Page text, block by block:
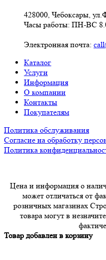
428000, Чебоксары,
Часы работы: ПН-ВС
Электронная почта:
Каталог
Услуги
Информация
О компании
Контакты
Покупателям
Политика обслуживания
Согласие на обработку
Политика
Цена и информация о
может отличаться от
розничных магазинах
товара могут в
Товар добавлен в корзину